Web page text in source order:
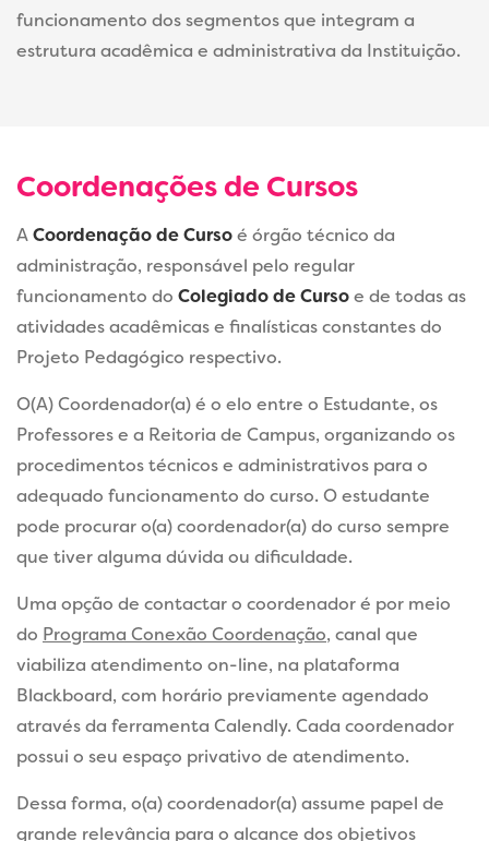
funcionamento dos segmentos que integram a
estrutura acadêmica e administrativa da Instituição.
Coordenações de Cursos
ACoordenação de Cursoé órgão técnico da
administração, responsável pelo regular
funcionamento do Colegiado de Cursoe de todas as
atividades acadêmicas e finalísticas constantes do
Projeto Pedagógico respectivo.
O(A) Coordenador(a) é o elo entre o Estudante, os
Professores e a Reitoria de Campus, organizando os
procedimentos técnicos e administrativos para o
adequado funcionamento do curso. O estudante
pode procurar o(a) coordenador(a) do curso sempre
que tiver alguma dúvida ou dificuldade.
Uma opção de contactar o coordenador é por meio
do Programa Conexão Coordenação, canal que
viabiliza atendimento on-line, na plataforma
Blackboard, com horário previamente agendado
através da ferramenta Calendly. Cada coordenador
possui o seu espaço privativo de atendimento.
Dessa forma, o(a) coordenador(a) assume papel de
grande relevância para o alcance dos objetivos